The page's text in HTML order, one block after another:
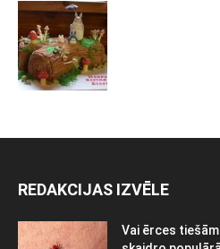
REDAKCIJAS IZVĒLE
Vai ērces